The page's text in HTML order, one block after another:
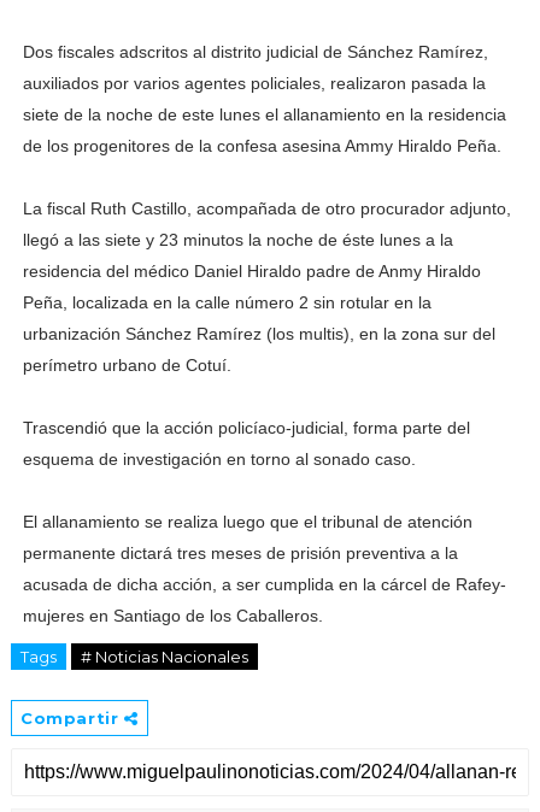
Dos fiscales adscritos al distrito judicial de Sánchez Ramírez,
auxiliados por varios agentes policiales, realizaron pasada la
siete de la noche de este lunes el allanamiento en la residencia
de los progenitores de la confesa asesina Ammy Hiraldo Peña.
La fiscal Ruth Castillo, acompañada de otro procurador adjunto,
llegó a las siete y 23 minutos la noche de éste lunes a la
residencia del médico Daniel Hiraldo padre de Anmy Hiraldo
Peña, localizada en la calle número 2 sin rotular en la
urbanización Sánchez Ramírez (los multis), en la zona sur del
perímetro urbano de Cotuí.
Trascendió que la acción policíaco-judicial, forma parte del
esquema de investigación en torno al sonado caso.
El allanamiento se realiza luego que el tribunal de atención
permanente dictará tres meses de prisión preventiva a la
acusada de dicha acción, a ser cumplida en la cárcel de Rafey-
mujeres en Santiago de los Caballeros.
Tags # Noticias Nacionales
Compartir